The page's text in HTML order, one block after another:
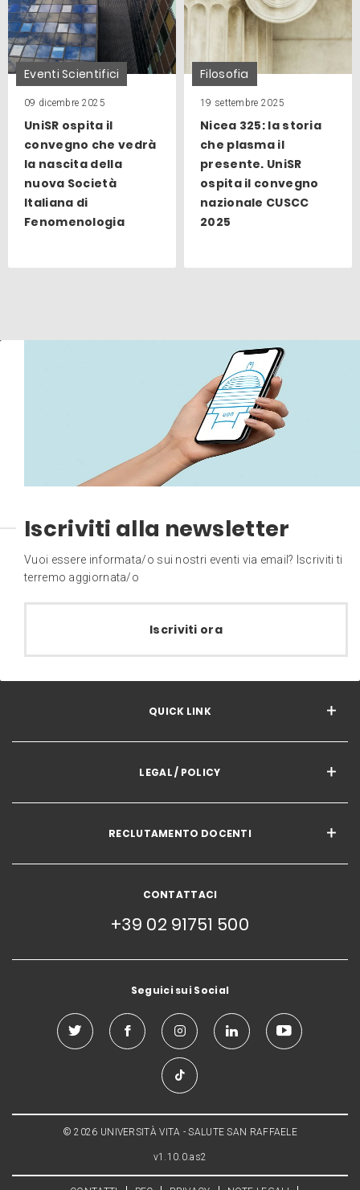
Eventi Scientifici
09 dicembre 2025
UniSR ospita il
convegno che vedrà
la nascita della
nuova Società
Italiana di
Fenomenologia
Filosofia
19 settembre 2025
Nicea 325: la storia
che plasma il
presente. UniSR
ospita il convegno
nazionale CUSCC
2025
Iscriviti alla newsletter
Vuoi essere informata/o sui nostri eventi via email? Iscriviti ti
terremo aggiornata/o
Iscriviti ora
QUICK LINK
LEGAL / POLICY
RECLUTAMENTO DOCENTI
CONTATTACI
+39 02 91751 500
Seguici sui Social
© 2026 UNIVERSITÀ VITA - SALUTE SAN RAFFAELE
v1.10.0.as2